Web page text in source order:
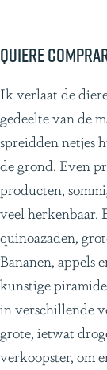
Quiere
Ik verlaat de
gedeelte van de
spreidden netjes
de grond. Even
producten,
veel herkenbaar.
quinoazaden,
Bananen, appels
kunstige
in verschillende
grote, ietwat
verkoopster, om